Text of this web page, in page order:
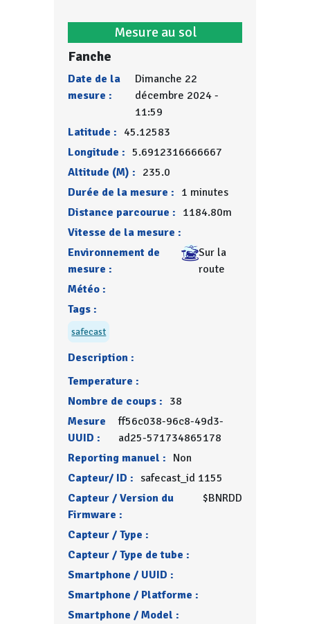
Mesure au sol
Fanche
Date de la
mesure :
Dimanche 22
décembre 2024 -
11:59
Latitude : 45.12583
Longitude : 5.6912316666667
Altitude (M) : 235.0
Durée de la mesure : 1 minutes
Distance parcourue : 1184.80m
Vitesse de la mesure :
Environnement de
mesure :
Sur la
route
Météo :
Tags :
safecast
Description :
Temperature :
Nombre de coups : 38
Mesure
UUID :
ff56c038-96c8-49d3-
ad25-571734865178
Reporting manuel : Non
Capteur/ ID : safecast_id 1155
Capteur / Version du
Firmware :
$BNRDD
Capteur / Type :
Capteur / Type de tube :
Smartphone / UUID :
Smartphone / Platforme :
Smartphone / Model :